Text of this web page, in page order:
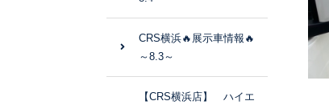
CRS横浜🔥展示車情報🔥
～8.3～
【CRS横浜店】 ハイエ